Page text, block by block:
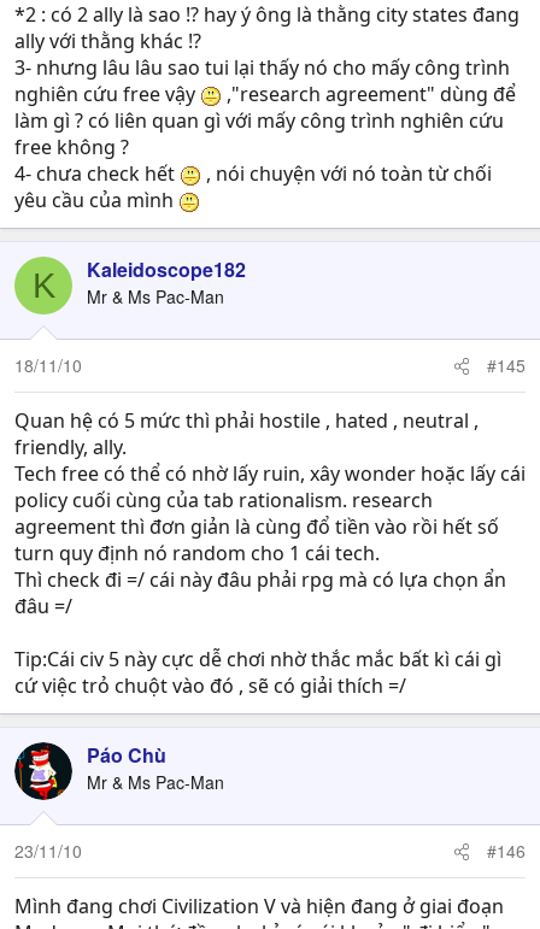
*2 : có 2 ally là sao !? hay ý ông là thằng city states đang
ally với thằng khác !?
3- nhưng lâu lâu sao tui lại thấy nó cho mấy công trình
nghiên cứu free vậy
,"research agreement" dùng để
làm gì ? có liên quan gì với mấy công trình nghiên cứu
free không ?
4- chưa check hết
, nói chuyện với nó toàn từ chối
yêu cầu của mình
K Kaleidoscope182
Mr & Ms Pac-Man
18/11/10 #145
Quan hệ có 5 mức thì phải hostile , hated , neutral ,
friendly, ally.
Tech free có thể có nhờ lấy ruin, xây wonder hoặc lấy cái
policy cuối cùng của tab rationalism. research
agreement thì đơn giản là cùng đổ tiền vào rồi hết số
turn quy định nó random cho 1 cái tech.
Thì check đi =/ cái này đâu phải rpg mà có lựa chọn ẩn
đâu =/
Tip:Cái civ 5 này cực dễ chơi nhờ thắc mắc bất kì cái gì
cứ việc trỏ chuột vào đó , sẽ có giải thích =/
Páo Chù
Mr & Ms Pac-Man
23/11/10 #146
Mình đang chơi Civilization V và hiện đang ở giai đoạn